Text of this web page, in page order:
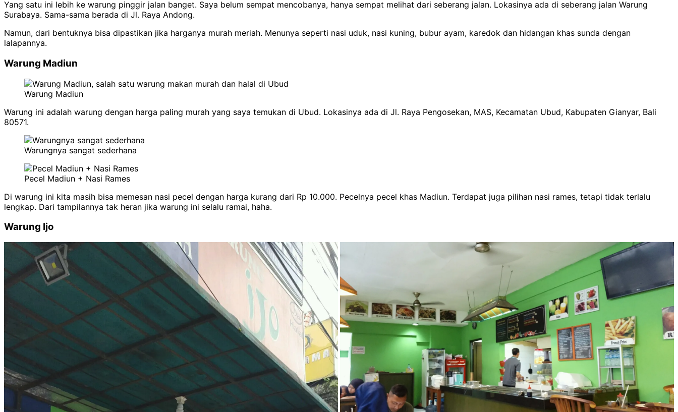
Yang satu ini lebih ke warung pinggir jalan banget. Saya belum sempat mencobanya, hanya sempat melihat dari seberang jalan. Lokasinya ada di seberang jalan Warung
Surabaya. Sama-sama berada di Jl. Raya Andong.
Namun, dari bentuknya bisa dipastikan jika harganya murah meriah. Menunya seperti nasi uduk, nasi kuning, bubur ayam, karedok dan hidangan khas sunda dengan
lalapannya.
Warung Madiun
Warung Madiun
Warung ini adalah warung dengan harga paling murah yang saya temukan di Ubud. Lokasinya ada di Jl. Raya Pengosekan, MAS, Kecamatan Ubud, Kabupaten Gianyar, Bali
80571.
Warungnya sangat sederhana
Pecel Madiun + Nasi Rames
Di warung ini kita masih bisa memesan nasi pecel dengan harga kurang dari Rp 10.000. Pecelnya pecel khas Madiun. Terdapat juga pilihan nasi rames, tetapi tidak terlalu
lengkap. Dari tampilannya tak heran jika warung ini selalu ramai, haha.
Warung Ijo